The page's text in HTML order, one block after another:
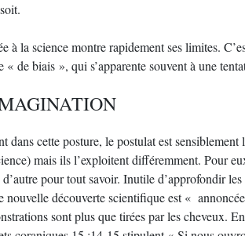
à la science montre rapidement ses limites.
« de biais », qui s’apparente souvent à une
dans cette posture, le postulat est
mais ils l’exploitent différemment. Pour
pour tout savoir. Inutile d’approfondir
nouvelle découverte scientifique est «
sont plus que tirées par les cheveux.